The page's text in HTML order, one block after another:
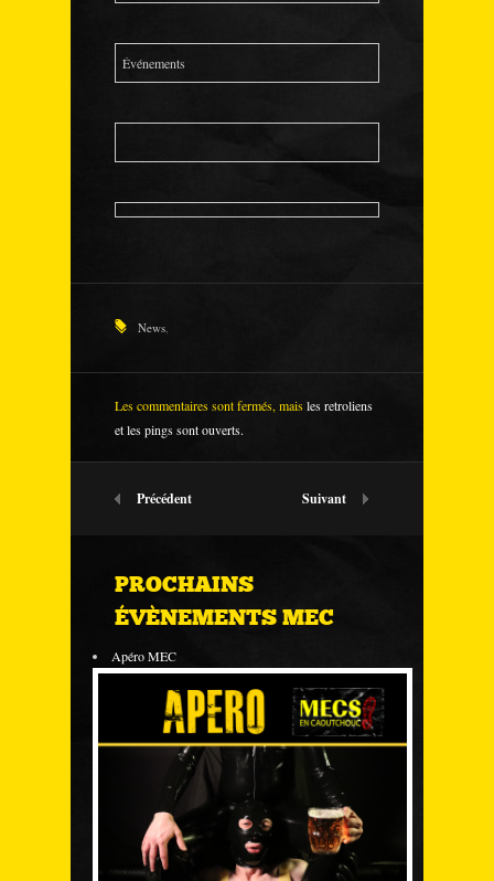
Événements
News,
Les commentaires sont fermés, maisles retroliens
et les pings sont ouverts.
Précédent Suivant
PROCHAINS
ÉVÈNEMENTS MEC
Apéro MEC